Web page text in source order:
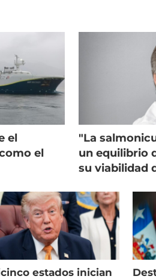
el
el
"La
un equilibrio
su viabilidad
estados inician